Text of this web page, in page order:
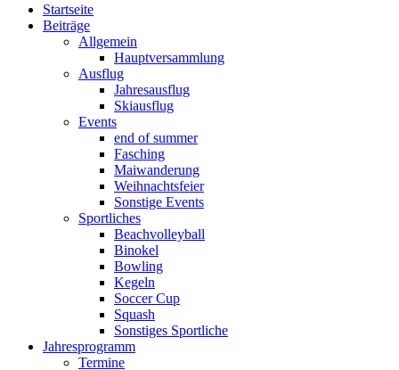
Startseite
Beiträge
Allgemein
Hauptversammlung
Ausflug
Jahresausflug
Skiausflug
Events
end of summer
Fasching
Maiwanderung
Weihnachtsfeier
Sonstige Events
Sportliches
Beachvolleyball
Binokel
Bowling
Kegeln
Soccer Cup
Squash
Sonstiges Sportliche
Jahresprogramm
Termine